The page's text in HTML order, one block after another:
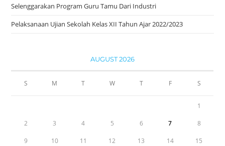
Selenggarakan Program Guru Tamu Dari Industri
Pelaksanaan Ujian Sekolah Kelas XII Tahun Ajar 2022/2023
AUGUST 2026
S M T W T F S
1
2 3 4 5 6 7 8
9 10 11 12 13 14 15